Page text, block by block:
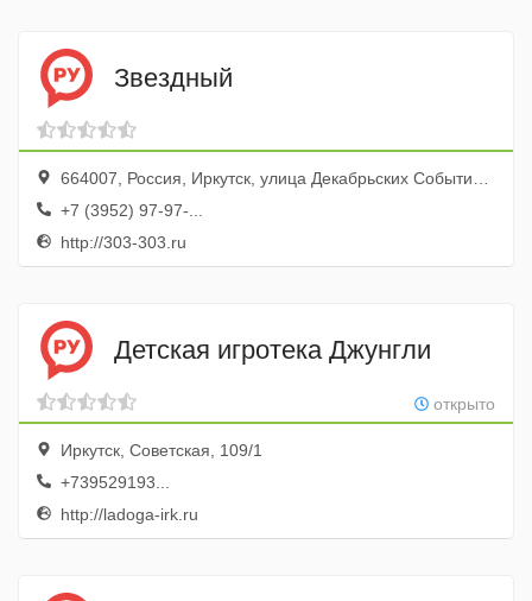
Звездный
664007, Россия, Иркутск, улица Декабрьских Событий, 102/1
+7 (3952) 97-97-...
http://303-303.ru
Детская игротека Джунгли
открыто
Иркутск, Советская, 109/1
+739529193...
http://ladoga-irk.ru